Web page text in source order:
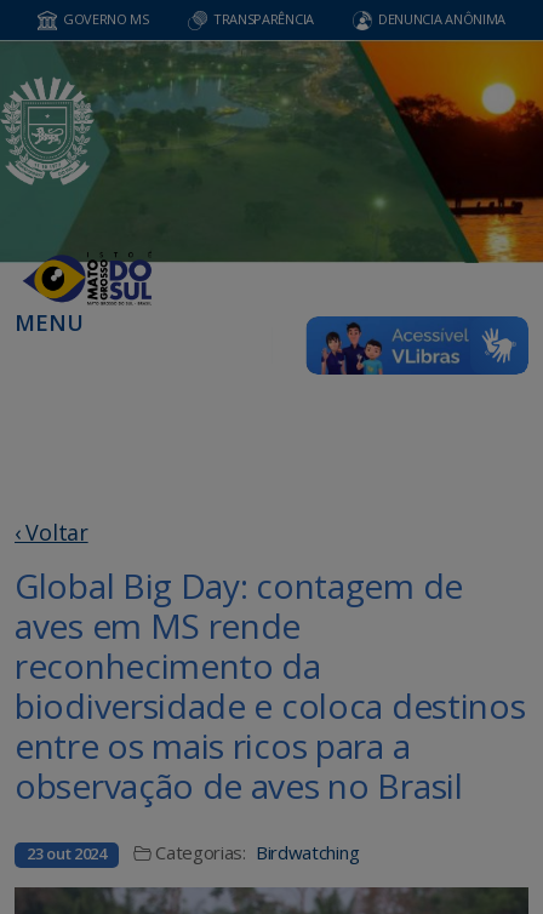
GOVERNO MS TRANSPARÊNCIA DENUNCIA ANÔNIMA
MENU
‹ Voltar
Global Big Day: contagem de
aves em MS rende
reconhecimento da
biodiversidade e coloca destinos
entre os mais ricos para a
observação de aves no Brasil
23 out 2024 Categorias: Birdwatching